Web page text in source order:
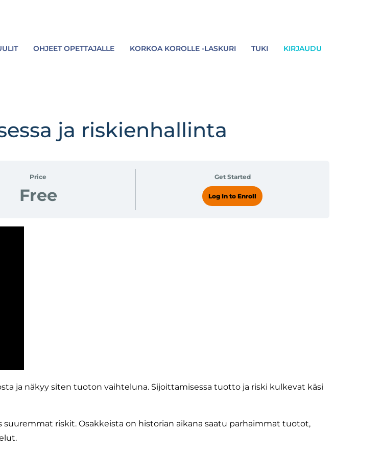
OHJEET OPETTAJALLE KORKOA KOROLLE -LASKURI TUKI KIRJAUDU
ja riskienhallinta
Price
Free
Get Started
Log In to Enroll
ja näkyy siten tuoton vaihteluna. Sijoittamisessa tuotto ja riski kulkevat käsi
riskit. Osakkeista on historian aikana saatu parhaimmat tuotot,